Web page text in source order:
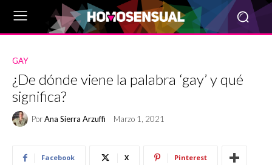
GAY
¿De dónde viene la palabra ‘gay’ y qué
significa?
PorAna Sierra Arzuffi Marzo 1, 2021
Facebook X Pinterest